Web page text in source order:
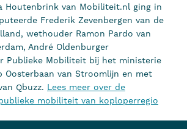
Houtenbrink van Mobiliteit.nl ging in
Frederik Zevenbergen van de
wethouder Ramon Pardo van
André Oldenburger
Publieke Mobiliteit bij het ministerie
Oosterbaan van Stroomlijn en met
Qbuzz. Lees meer over de
mobiliteit van koploperregio